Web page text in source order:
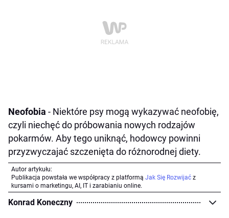
Neofobia - Niektóre psy mogą wykazywać neofobię,
czyli niechęć do próbowania nowych rodzajów
pokarmów. Aby tego uniknąć, hodowcy powinni
przyzwyczajać szczenięta do różnorodnej diety.
Autor artykułu:
Publikacja powstała we współpracy z platformą Jak Się Rozwijać z
kursami o marketingu, AI, IT i zarabianiu online.
Konrad Koneczny